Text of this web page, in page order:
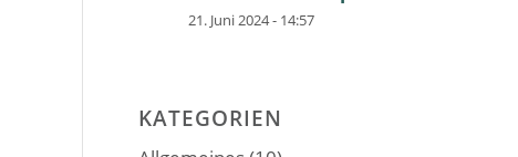
21. Juni 2024 - 14:57
KATEGORIEN